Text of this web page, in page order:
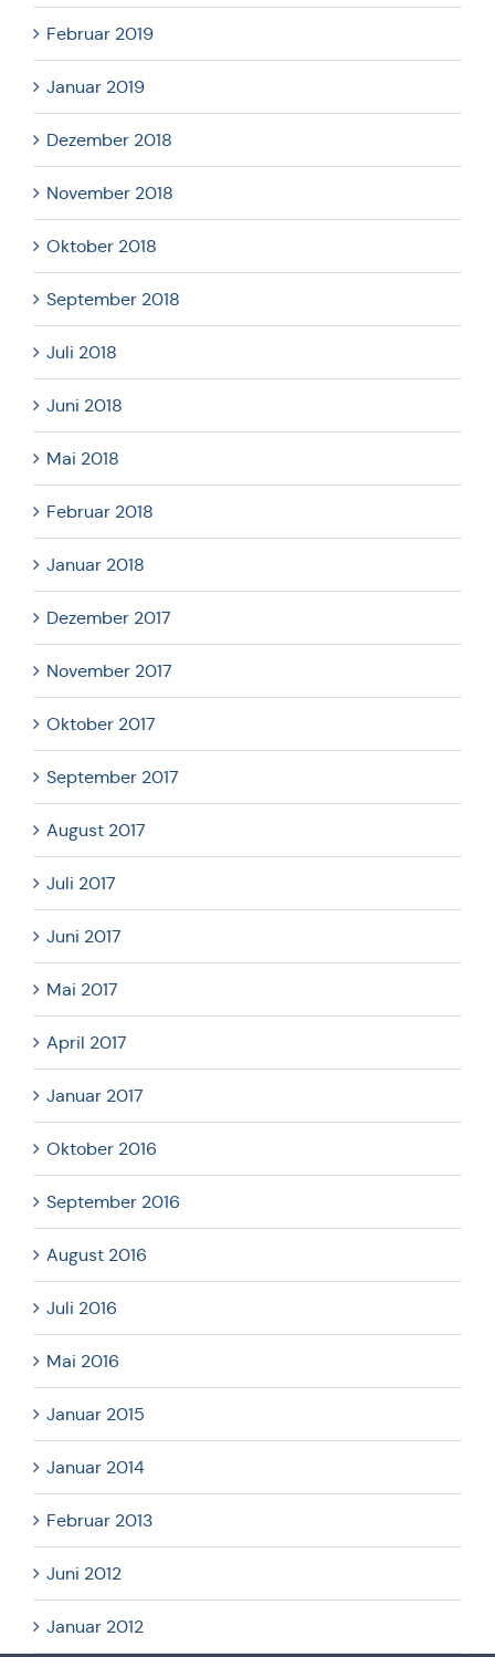
Februar 2019
Januar 2019
Dezember 2018
November 2018
Oktober 2018
September 2018
Juli 2018
Juni 2018
Mai 2018
Februar 2018
Januar 2018
Dezember 2017
November 2017
Oktober 2017
September 2017
August 2017
Juli 2017
Juni 2017
Mai 2017
April 2017
Januar 2017
Oktober 2016
September 2016
August 2016
Juli 2016
Mai 2016
Januar 2015
Januar 2014
Februar 2013
Juni 2012
Januar 2012